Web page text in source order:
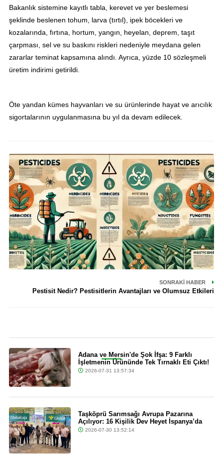
Bakanlık sistemine kayıtlı tabla, kerevet ve yer beslemesi
şeklinde beslenen tohum, larva (tırtıl), ipek böcekleri ve
kozalarında, fırtına, hortum, yangın, heyelan, deprem, taşıt
çarpması, sel ve su baskını riskleri nedeniyle meydana gelen
zararlar teminat kapsamına alındı. Ayrıca, yüzde 10 sözleşmeli
üretim indirimi getirildi.
Öte yandan kümes hayvanları ve su ürünlerinde hayat ve arıcılık
sigortalarının uygulanmasına bu yıl da devam edilecek.
SONRAKI HABER
Pestisit Nedir? Pestisitlerin Avantajları ve Olumsuz Etkileri
Adana ve Mersin'de Şok İfşa: 9 Farklı
İşletmenin Ürününde Tek Tırnaklı Eti Çıktı!
2026-07-31 13:57:34
Taşköprü Sarımsağı Avrupa Pazarına
Açılıyor: 16 Kişilik Dev Heyet İspanya’da
2026-07-30 13:52:14